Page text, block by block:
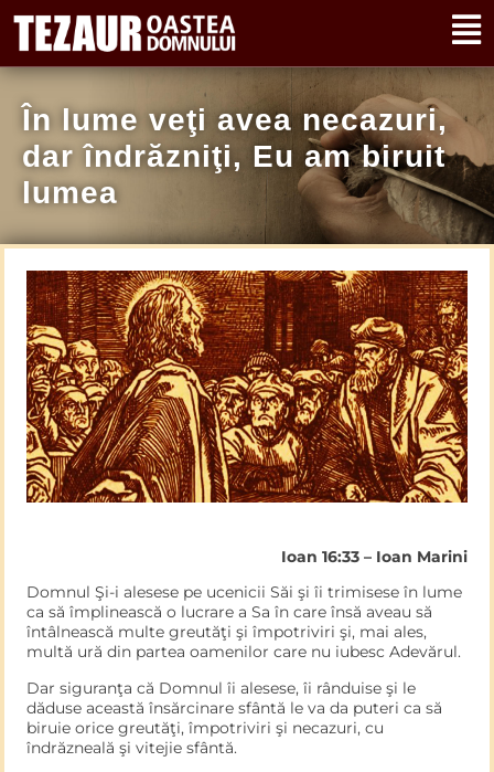
În lume veţi avea necazuri,
dar îndrăzniţi, Eu am biruit
lumea
Ioan 16:33 – Ioan Marini
Domnul Şi-i alesese pe ucenicii Săi şi îi trimisese în lume
ca să împlinească o lucrare a Sa în care însă aveau să
întâlnească multe greutăţi şi împotriviri şi, mai ales,
multă ură din partea oamenilor care nu iubesc Adevărul.
Dar siguranţa că Domnul îi alesese, îi rânduise şi le
dăduse această însărcinare sfântă le va da puteri ca să
biruie orice greutăţi, împotriviri şi necazuri, cu
îndrăzneală şi vitejie sfântă.